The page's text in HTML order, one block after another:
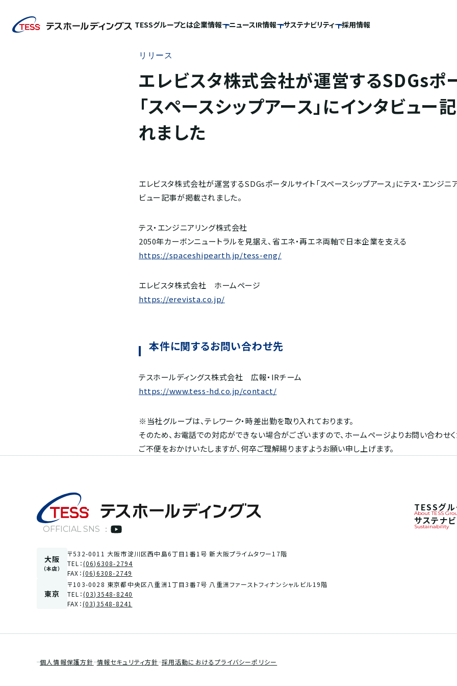
TESSグループとは企業情報 ニュースIR情報 サステナビリティ 採用情報
リリース
エレビスタ株式会社が運営するSDGsポ
「スペースシップアース」にインタビュー
れました
エレビスタ株式会社が運営するSDGsポータルサイト「スペースシップアース」にテス・エンジ
ビュー記事が掲載されました。
テス・エンジニアリング株式会社
2050年カーボンニュートラルを見据え、省エネ・再エネ両軸で日本企業を支える
https://spaceshipearth.jp/tess-eng/
エレビスタ株式会社 ホームページ
https://erevista.co.jp/
本件に関するお問い合わせ先
テスホールディングス株式会社 広報・IRチーム
https://www.tess-hd.co.jp/contact/
※当社グループは、テレワーク・時差出勤を取り入れております。
そのため、お電話での対応ができない場合がございますので、ホームページよりお問い合わせく
ご不便をおかけいたしますが、何卒ご理解賜りますようお願い申し上げます。
OFFICIAL SNS ：
TESSグ
About TESS
サステナ
Sustainability
大阪
（本店）
〒532-0011 大阪市淀川区西中島6丁目1番1号 新大阪プライムタワー17階
TEL：(06)6308-2794
FAX：(06)6308-2749
東京
〒103-0028 東京都中央区八重洲1丁目3番7号 八重洲ファーストフィナンシャルビル19階
TEL：(03)3548-8240
FAX：(03)3548-8241
個人情報保護方針 情報セキュリティ方針 採用活動におけるプライバシーポリシー